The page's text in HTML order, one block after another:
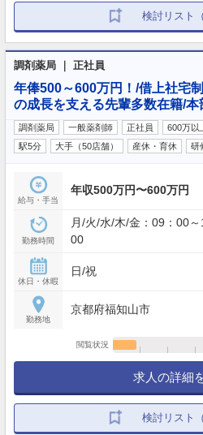
検討リスト
調剤薬局 ｜ 正社員
年俸500～600万円！/借上社宅
の成長を支える先輩多数在籍/本
調剤薬局 一般薬剤師 正社員 600万以
駅5分
大手（50店舗） 産休・育休 研
給与・手当
年収500万円〜600万円
勤務時間
月/火/水/木/金：09：00
00
休日・休暇
日/祝
勤務地
京都府福知山市
閲覧状況
求人の詳細
検討リスト